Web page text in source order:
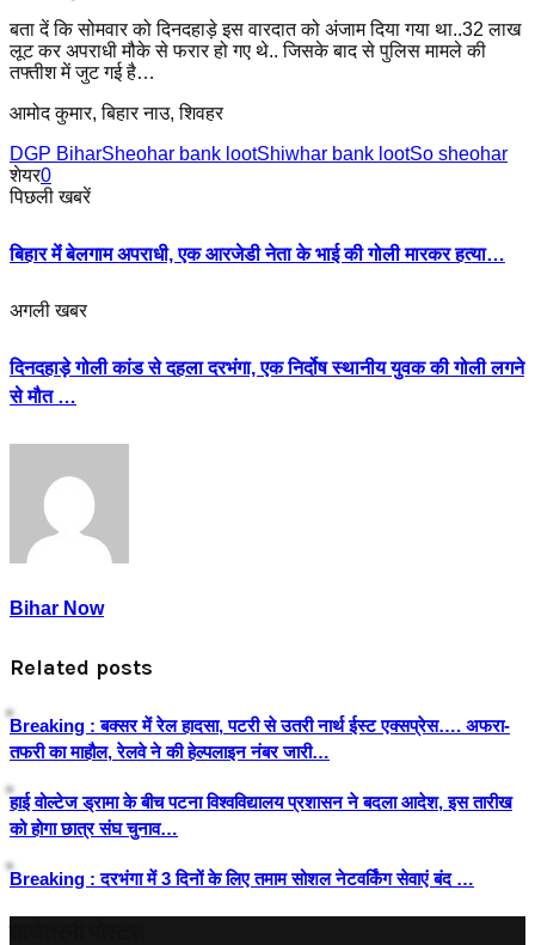
बता दें कि सोमवार को दिनदहाड़े इस वारदात को अंजाम दिया गया था..32 लाख
लूट कर अपराधी मौके से फरार हो गए थे.. जिसके बाद से पुलिस मामले की
तफ्तीश में जुट गई है…
आमोद कुमार, बिहार नाउ, शिवहर
DGP BiharSheohar bank lootShiwhar bank lootSo sheohar
शेयर0
पिछली खबरें
बिहार मेंं बेलगाम अपराधी, एक आरजेडी नेता के भाई की गोली मारकर हत्या…
अगली खबर
दिनदहाड़े गोली कांड से दहला दरभंगा, एक निर्दोष स्थानीय युवक की गोली लगने
से मौत …
Bihar Now
Related posts
Breaking : बक्सर में रेल हादसा, पटरी से उतरी नार्थ ईस्ट एक्सप्रेस…. अफरा-
तफरी का माहौल, रेलवे ने‌ की हेल्पलाइन नंबर जारी…
हाई वोल्टेज ड्रामा के बीच पटना विश्वविद्यालय प्रशासन ने बदला आदेश, इस तारीख
को होगा छात्र संघ चुनाव…
Breaking : दरभंगा में 3 दिनों के लिए तमाम सोशल नेटवर्किंग सेवाएं बंद …